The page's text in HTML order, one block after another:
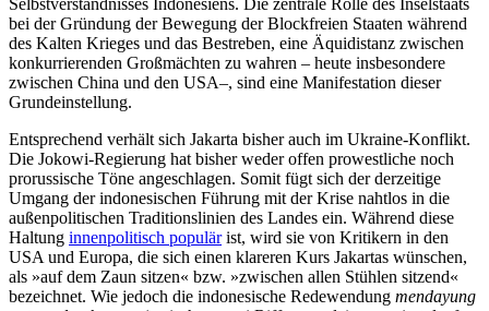
Selbstverständnisses Indonesiens. Die zentrale Rolle des Inselstaats
bei der Grün­dung der Bewegung der Blockfreien Staaten während
des Kalten Krieges und das Be­streben, eine Äquidistanz zwischen
kon­kurrierenden Großmächten zu wahren – heute insbesondere
zwischen China und den USA–, sind eine Manifestation dieser
Grund­einstel­lung.
Entsprechend verhält sich Jakarta bisher auch im Ukraine-Konflikt.
Die Jokowi-Regie­rung hat bisher weder offen prowestliche noch
prorussische Töne angeschlagen. Somit fügt sich der derzeitige
Umgang der indonesischen Führung mit der Krise naht­los in die
außenpolitischen Traditionslinien des Landes ein. Während diese
Haltung innenpolitisch populärist, wird sie von Kritikern in den
USA und Europa, die sich einen klareren Kurs Jakartas wünschen,
als »auf dem Zaun sitzen« bzw. »zwischen allen Stühlen sitzend«
bezeichnet. Wie jedoch die indonesische Redewendung mendayung